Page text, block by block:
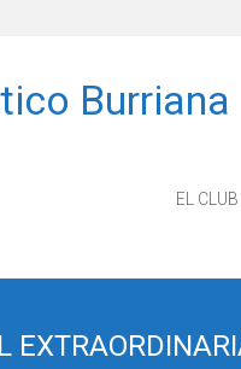
Burriana
EL CLUB